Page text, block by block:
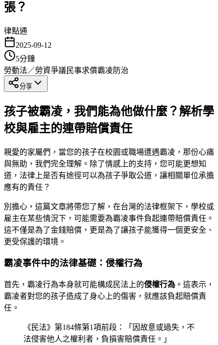
張？
律點通
2025-09-12
5分鐘
勞動法／勞資爭議民事求償霸凌防治
分享
孩子被霸凌，我們能為他做什麼？解析學
校與雇主的連帶賠償責任
親愛的家屬們，當您的孩子在校園或職場遭遇霸凌，那份心痛
與無助，我們完全理解。除了情感上的支持，您可能更想知
道，法律上是否有途徑可以為孩子爭取公道，讓相關單位承擔
應有的責任？
別擔心，這篇文章將帶您了解，在台灣的法律框架下，學校或
雇主在某些情況下，可能需要為霸凌事件負起連帶賠償責任。
這不僅是為了金錢賠償，更是為了讓孩子能獲得一個更安全、
更受保護的環境。
霸凌事件中的法律基礎：侵權行為
首先，霸凌行為本身就可能構成民法上的侵權行為 。這表示，
霸凌者對您的孩子造成了身心上的傷害，就應該負起賠償責
任。
《民法》第184條第1項前段：「因故意或過失，不
法侵害他人之權利者，負損害賠償責任。」